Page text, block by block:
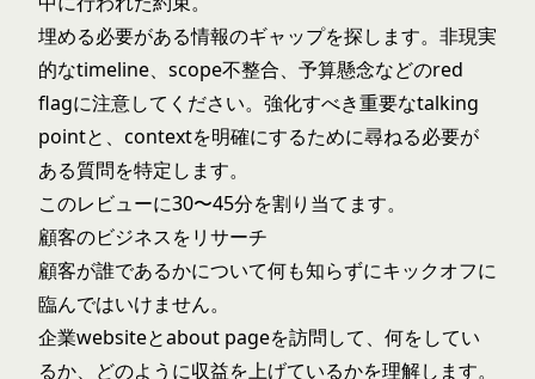
埋める必要がある情報のギャップを探します。非現実
的なtimeline、scope不整合、予算懸念などのred
flagに注意してください。強化すべき重要なtalking
pointと、contextを明確にするために尋ねる必要が
ある質問を特定します。
このレビューに30〜45分を割り当てます。
顧客のビジネスをリサーチ
顧客が誰であるかについて何も知らずにキックオフに
臨んではいけません。
企業websiteとabout pageを訪問して、何をしてい
るか、どのように収益を上げているかを理解します。